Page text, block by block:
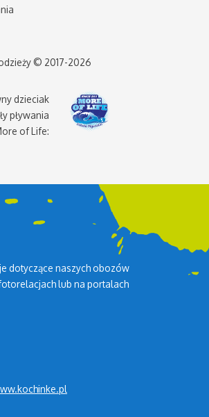
© 2017-2026
dzieciak
pływania
of Life:
dotyczące naszych obozów
lub na portalach